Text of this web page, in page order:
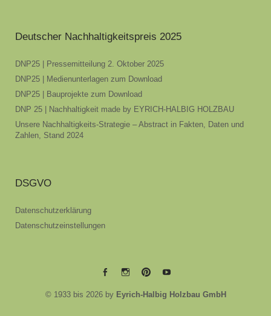
Deutscher Nachhaltigkeitspreis 2025
DNP25 | Pressemitteilung 2. Oktober 2025
DNP25 | Medienunterlagen zum Download
DNP25 | Bauprojekte zum Download
DNP 25 | Nachhaltigkeit made by EYRICH-HALBIG HOLZBAU
Unsere Nachhaltigkeits-Strategie – Abstract in Fakten, Daten und
Zahlen, Stand 2024
DSGVO
Datenschutzerklärung
Datenschutzeinstellungen
EYRICH-EYRICH-EYRICH-EYRICH-
© 1933 bis 2026 by Eyrich-Halbig Holzbau GmbH